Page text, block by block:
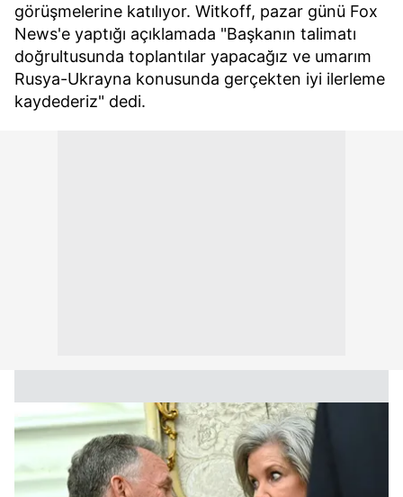
görüşmelerine katılıyor. Witkoff, pazar günü Fox
News'e yaptığı açıklamada "Başkanın talimatı
doğrultusunda toplantılar yapacağız ve umarım
Rusya-Ukrayna konusunda gerçekten iyi ilerleme
kaydederiz" dedi.